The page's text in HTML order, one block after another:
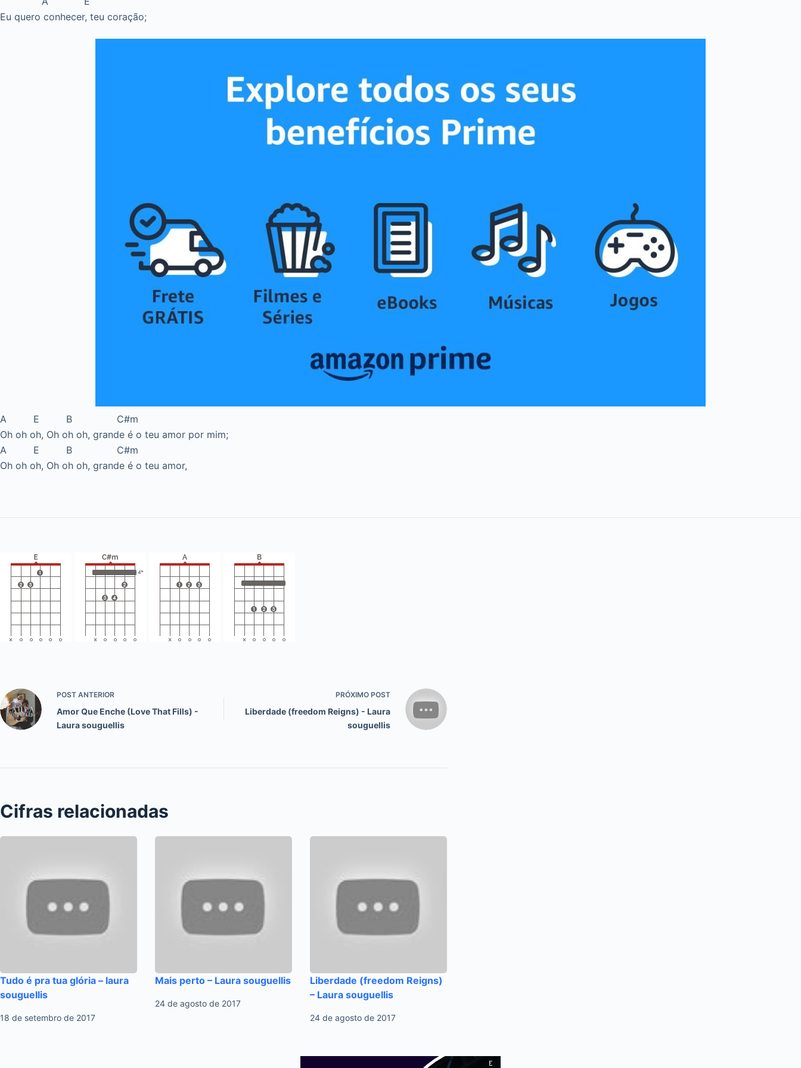
Eu quero conhecer, teu coração;
A E B C#m
Oh oh oh, Oh oh oh, grande é o teu amor por mim;
A E B C#m
Oh oh oh, Oh oh oh, grande é o teu amor,
POST ANTERIOR
Amor Que Enche (Love That Fills) -
Laura souguellis
PRÓXIMO POST
Liberdade (freedom Reigns) - Laura
souguellis
Cifras relacionadas
Tudo é pra tua glória – laura
souguellis
18 de setembro de 2017
Mais perto – Laura souguellis
24 de agosto de 2017
Liberdade (freedom Reigns)
– Laura souguellis
24 de agosto de 2017